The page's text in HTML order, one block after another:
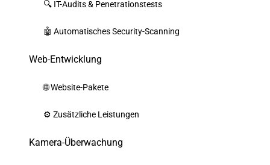
🔍 IT-Audits & Penetrationstests
🤖 Automatisches Security-Scanning
Web-Entwicklung
🌐 Website-Pakete
⚙️ Zusätzliche Leistungen
Kamera-Überwachung